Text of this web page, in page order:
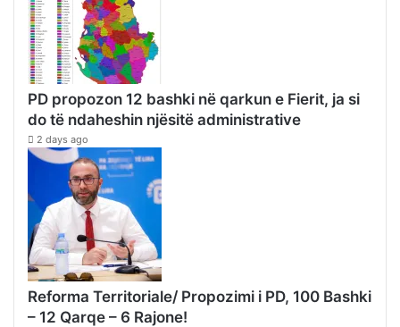
PD propozon 12 bashki në qarkun e Fierit, ja si
do të ndaheshin njësitë administrative
2 days ago
Reforma Territoriale/ Propozimi i PD, 100 Bashki
– 12 Qarqe – 6 Rajone!